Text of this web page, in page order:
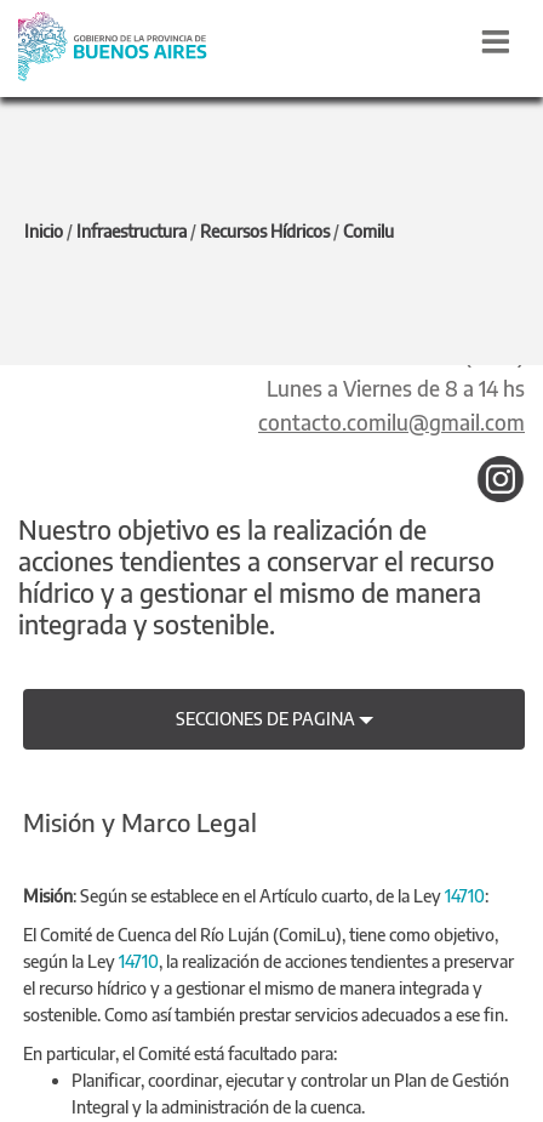
Inicio / Infraestructura / Recursos Hídricos/Comilu
COMILU
Lunes a Viernes de 8 a 14 hs
contacto.comilu@gmail.com
Nuestro objetivo es la realización de
acciones tendientes a conservar el recurso
hídrico y a gestionar el mismo de manera
integrada y sostenible.
SECCIONES DE PAGINA
Misión y Marco Legal
Misión: Según se establece en el Artículo cuarto, de la Ley14710:
El Comité de Cuenca del Río Luján (ComiLu), tiene como objetivo,
según la Ley14710, la realización de acciones tendientes a preservar
el recurso hídrico y a gestionar el mismo de manera integrada y
sostenible. Como así también prestar servicios adecuados a ese fin.
En particular, el Comité está facultado para:
Planificar, coordinar, ejecutar y controlar un Plan de Gestión
Integral y la administración de la cuenca.